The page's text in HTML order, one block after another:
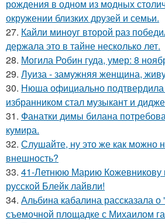
рождения в одном из модных
окружении близких друзей и семьи.
27. Кайли миноуг второй раз
держала это в тайне несколько лет.
28. Могила Робин гуда, умер: 8
29. Луиза - замужняя женщина,
30. Нюша официально
избранником стал музыкант и
31. Фанатки димы билана
кумира.
32. Слушайте, ну это же как можно
внешность?
33. 41-Летнюю Марию Кожевникову
русской Блейк лайвли!
34. Альбина кабалина рассказала
съемочной площадке с Михаилом